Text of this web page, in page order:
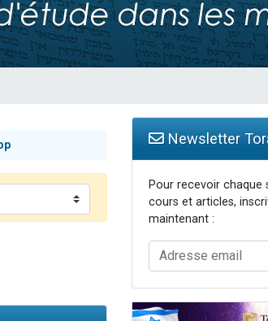
Newsletter
Pour recevoir chaque
cours et articles,
maintenant :